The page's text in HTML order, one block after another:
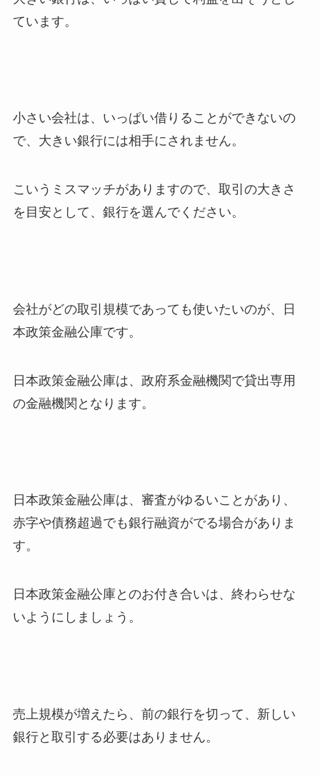
ています。
小さい会社は、いっぱい借りることができないの
で、大きい銀行には相手にされません。
こいうミスマッチがありますので、取引の大きさ
を目安として、銀行を選んでください。
会社がどの取引規模であっても使いたいのが、日
本政策金融公庫です。
日本政策金融公庫は、政府系金融機関で貸出専用
の金融機関となります。
日本政策金融公庫は、審査がゆるいことがあり、
赤字や債務超過でも銀行融資がでる場合がありま
す。
日本政策金融公庫とのお付き合いは、終わらせな
いようにしましょう。
売上規模が増えたら、前の銀行を切って、新しい
銀行と取引する必要はありません。